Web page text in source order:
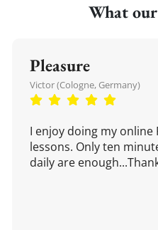
What our
Pleasure
Victor (Cologne, Germany)
I enjoy doing my online
lessons. Only ten
daily are